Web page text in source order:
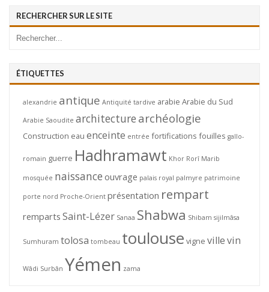
RECHERCHER SUR LE SITE
ÉTIQUETTES
alexandrie antique Antiquité tardive arabie Arabie du Sud
Arabie Saoudite architecture archéologie
Construction eau enceinte entrée fortifications fouilles gallo-
romain guerre Hadhramawt Khor Rorî Marib
mosquée naissance ouvrage palais royal palmyre patrimoine
porte nord Proche-Orient présentation rempart
remparts Saint-Lézer Sanaa Shabwa Shibam sijilmâsa
Sumhuram tolosa tombeau toulouse vigne villevin
Wâdi Surbân Yémen zama